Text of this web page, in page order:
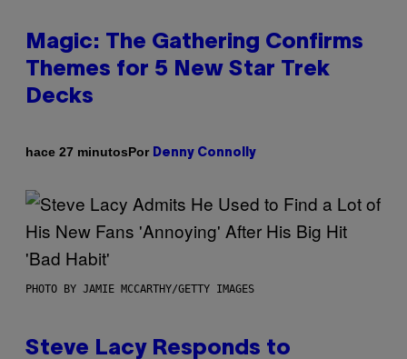
Magic: The Gathering Confirms
Themes for 5 New Star Trek
Decks
hace 27 minutosPor Denny Connolly
PHOTO BY JAMIE MCCARTHY/GETTY IMAGES
Steve Lacy Responds to